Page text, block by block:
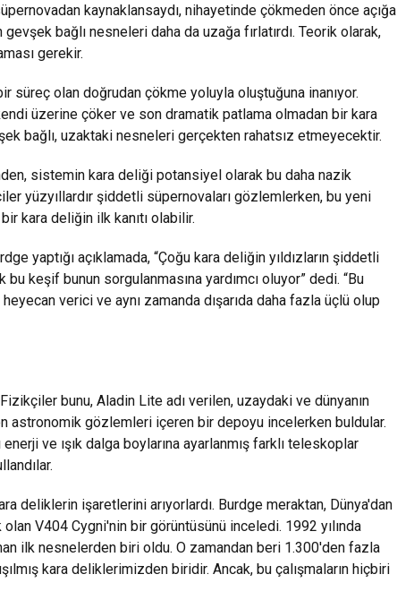
kaynaklansaydı, nihayetinde çökmeden önce açığa
bağlı nesneleri daha da uzağa fırlatırdı. Teorik olarak,
gerekir.
süreç olan doğrudan çökme yoluyla oluştuğuna inanıyor.
üzerine çöker ve son dramatik patlama olmadan bir kara
bağlı, uzaktaki nesneleri gerçekten rahatsız etmeyecektir.
sistemin kara deliği potansiyel olarak bu daha nazik
yüzyıllardır şiddetli süpernovaları gözlemlerken, bu yeni
kara deliğin ilk kanıtı olabilir.
yaptığı açıklamada, “Çoğu kara deliğin yıldızların şiddetli
keşif bunun sorgulanmasına yardımcı oluyor” dedi. “Bu
verici ve aynı zamanda dışarıda daha fazla üçlü olup
bunu, Aladin Lite adı verilen, uzaydaki ve dünyanın
astronomik gözlemleri içeren bir depoyu incelerken buldular.
ve ışık dalga boylarına ayarlanmış farklı teleskoplar
deliklerin işaretlerini arıyorlardı. Burdge meraktan, Dünya'dan
olan V404 Cygni'nin bir görüntüsünü inceledi. 1992 yılında
ilk nesnelerden biri oldu. O zamandan beri 1.300'den fazla
kara deliklerimizden biridir. Ancak, bu çalışmaların hiçbiri